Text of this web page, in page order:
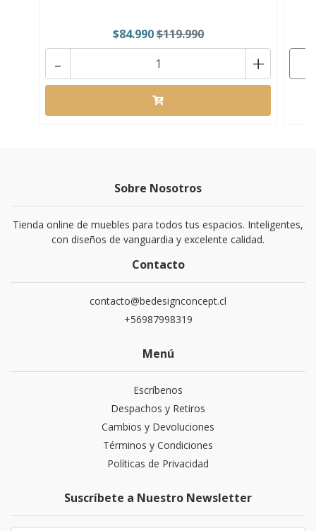
$84.990$119.990
+
-
Sobre Nosotros
Tienda online de muebles para todos tus espacios. Inteligentes,
con diseños de vanguardia y excelente calidad.
Contacto
contacto@bedesignconcept.cl
+56987998319
Menú
Escríbenos
Despachos y Retiros
Cambios y Devoluciones
Términos y Condiciones
Políticas de Privacidad
Suscríbete a Nuestro Newsletter